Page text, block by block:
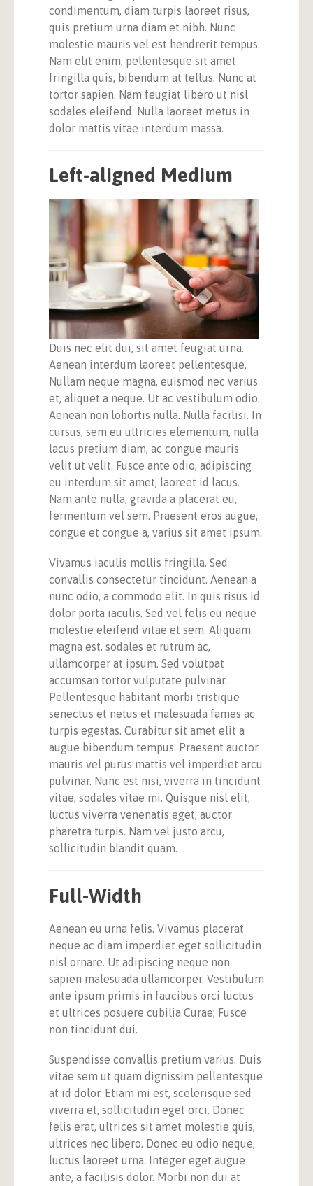
condimentum, diam turpis laoreet risus,
quis pretium urna diam et nibh. Nunc
molestie mauris vel est hendrerit tempus.
Nam elit enim, pellentesque sit amet
fringilla quis, bibendum at tellus. Nunc at
tortor sapien. Nam feugiat libero ut nisl
sodales eleifend. Nulla laoreet metus in
dolor mattis vitae interdum massa.
Left-aligned Medium
Duis nec elit dui, sit amet feugiat urna.
Aenean interdum laoreet pellentesque.
Nullam neque magna, euismod nec varius
et, aliquet a neque. Ut ac vestibulum odio.
Aenean non lobortis nulla. Nulla facilisi. In
cursus, sem eu ultricies elementum, nulla
lacus pretium diam, ac congue mauris
velit ut velit. Fusce ante odio, adipiscing
eu interdum sit amet, laoreet id lacus.
Nam ante nulla, gravida a placerat eu,
fermentum vel sem. Praesent eros augue,
congue et congue a, varius sit amet ipsum.
Vivamus iaculis mollis fringilla. Sed
convallis consectetur tincidunt. Aenean a
nunc odio, a commodo elit. In quis risus id
dolor porta iaculis. Sed vel felis eu neque
molestie eleifend vitae et sem. Aliquam
magna est, sodales et rutrum ac,
ullamcorper at ipsum. Sed volutpat
accumsan tortor vulputate pulvinar.
Pellentesque habitant morbi tristique
senectus et netus et malesuada fames ac
turpis egestas. Curabitur sit amet elit a
augue bibendum tempus. Praesent auctor
mauris vel purus mattis vel imperdiet arcu
pulvinar. Nunc est nisi, viverra in tincidunt
vitae, sodales vitae mi. Quisque nisl elit,
luctus viverra venenatis eget, auctor
pharetra turpis. Nam vel justo arcu,
sollicitudin blandit quam.
Full-Width
Aenean eu urna felis. Vivamus placerat
neque ac diam imperdiet eget sollicitudin
nisl ornare. Ut adipiscing neque non
sapien malesuada ullamcorper. Vestibulum
ante ipsum primis in faucibus orci luctus
et ultrices posuere cubilia Curae; Fusce
non tincidunt dui.
Suspendisse convallis pretium varius. Duis
vitae sem ut quam dignissim pellentesque
at id dolor. Etiam mi est, scelerisque sed
viverra et, sollicitudin eget orci. Donec
felis erat, ultrices sit amet molestie quis,
ultrices nec libero. Donec eu odio neque,
luctus laoreet urna. Integer eget augue
ante, a facilisis dolor. Morbi non dui at